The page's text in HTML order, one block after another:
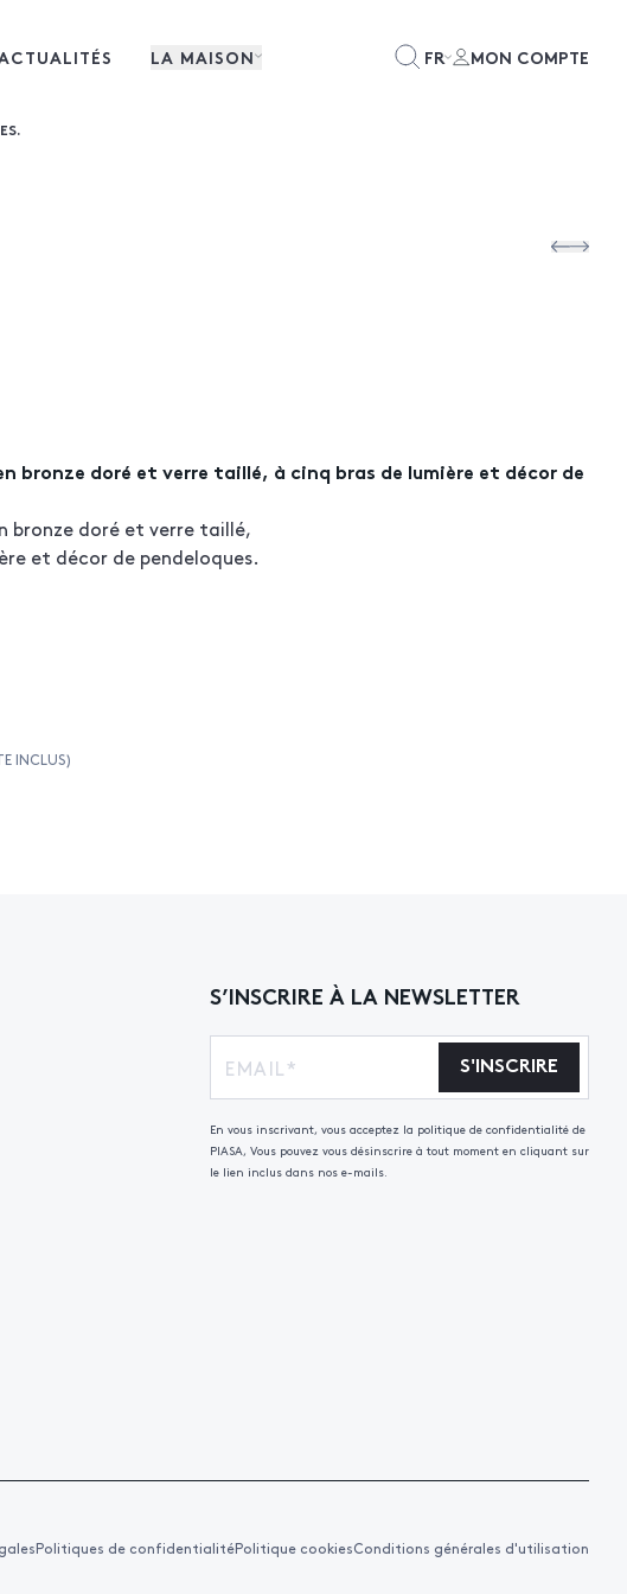
LA MAISON FR MON COMPTE
bronze doré et verre taillé, à cinq bras de lumière et décor de
bronze doré et verre taillé,
et décor de pendeloques.
INCLUS)
S’INSCRIRE À LA NEWSLETTER
S'INSCRIRE
En vous inscrivant, vous acceptez la politique de confidentialité de
PIASA, Vous pouvez vous désinscrire à tout moment en cliquant sur
le lien inclus dans nos e-mails.
Politiques de confidentialitéPolitique cookiesConditions générales d'utilisation